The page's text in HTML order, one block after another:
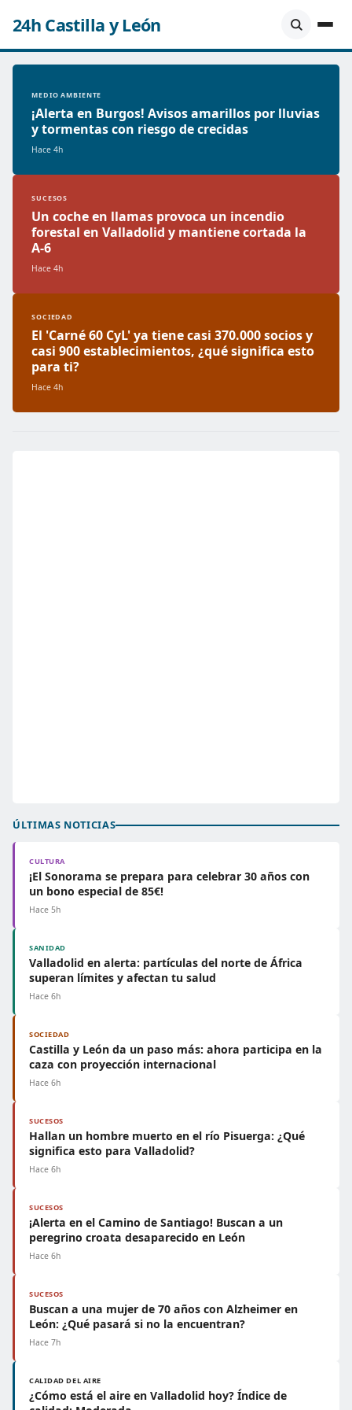
24h Castilla y León
MEDIO AMBIENTE
¡Alerta en Burgos! Avisos amarillos por lluvias
y tormentas con riesgo de crecidas
Hace 4h
SUCESOS
Un coche en llamas provoca un incendio
forestal en Valladolid y mantiene cortada la
A-6
Hace 4h
SOCIEDAD
El 'Carné 60 CyL' ya tiene casi 370.000 socios y
casi 900 establecimientos, ¿qué significa esto
para ti?
Hace 4h
ÚLTIMAS NOTICIAS
CULTURA
¡El Sonorama se prepara para celebrar 30 años con
un bono especial de 85€!
Hace 5h
SANIDAD
Valladolid en alerta: partículas del norte de África
superan límites y afectan tu salud
Hace 6h
SOCIEDAD
Castilla y León da un paso más: ahora participa en la
caza con proyección internacional
Hace 6h
SUCESOS
Hallan un hombre muerto en el río Pisuerga: ¿Qué
significa esto para Valladolid?
Hace 6h
SUCESOS
¡Alerta en el Camino de Santiago! Buscan a un
peregrino croata desaparecido en León
Hace 6h
SUCESOS
Buscan a una mujer de 70 años con Alzheimer en
León: ¿Qué pasará si no la encuentran?
Hace 7h
CALIDAD DEL AIRE
¿Cómo está el aire en Valladolid hoy? Índice de